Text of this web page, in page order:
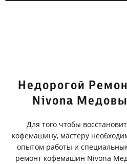
Недорогой
Nivona
Для того чтобы
кофемашину, мастеру
опытом работы и
ремонт кофемашин Nivona